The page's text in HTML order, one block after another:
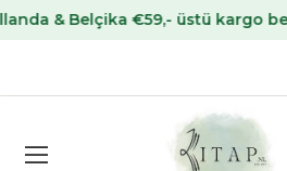
Belçika €59,- üstü kargo bedava